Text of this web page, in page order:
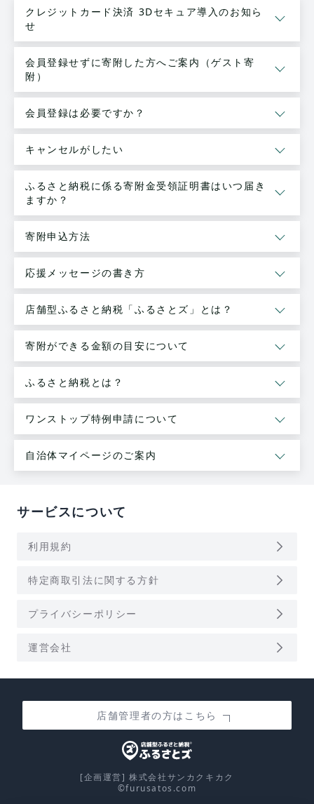
クレジットカード決済 3Dセキュア導入のお知ら
せ
会員登録せずに寄附した方へご案内（ゲスト寄
附）
会員登録は必要ですか？
キャンセルがしたい
ふるさと納税に係る寄附金受領証明書はいつ届き
ますか？
寄附申込方法
応援メッセージの書き方
店舗型ふるさと納税「ふるさとズ」とは？
寄附ができる金額の目安について
ふるさと納税とは？
ワンストップ特例申請について
自治体マイページのご案内
サービスについて
利用規約 arrow_forward_ios
特定商取引法に関する方針 arrow_forward_ios
プライバシーポリシー arrow_forward_ios
運営会社 arrow_forward_ios
店舗管理者の方はこちら
[企画運営] 株式会社サンカクキカク
©furusatos.com